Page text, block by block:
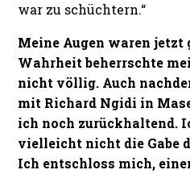
war zu schüchtern.“
Meine Augen waren jetzt
Wahrheit beherrschte
nicht völlig. Auch
mit Richard Ngidi in
ich noch zurückhaltend.
vielleicht nicht die Gabe
Ich entschloss mich,